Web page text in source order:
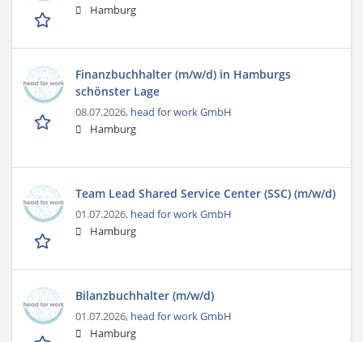
Hamburg
Finanzbuchhalter (m/w/d) in Hamburgs
schönster Lage
08.07.2026, head for work GmbH
Hamburg
Team Lead Shared Service Center (SSC) (m/w/d)
01.07.2026, head for work GmbH
Hamburg
Bilanzbuchhalter (m/w/d)
01.07.2026, head for work GmbH
Hamburg